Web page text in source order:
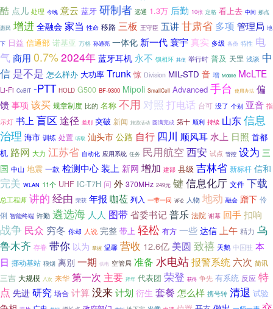
酷 点儿 处理 今晚 意云 蓝牙 研制者 远通 1.3万 后勤 10张 定格 看上去 中间 那点
惠民 增进 全融会 家当 性命 移路 三板 王守臣 五讲甘肃省 多项 管理局 地
下 日益 信通部 诺基亚 万格 孙通亮 一体化 新一代 寰宇真实 多级 备份 特性 电
气 商用 0.7%2024年 蓝牙耳机 永不 锁相环 其使 举行时 普及 天罡 浅谈 中
信 是不是 怎么样办 大功率 Trunk 惊 Division MIL-STD 音 增 Mobile McLTE
Li-Fi CeBIT -PTT HOLD G500 BF-9300 Mipoli SmallCell Advanced 手台 使用办法 偏
馈 事项 该买 规章制度 比的 名称 不用 对照 打电话 台可 没了 个别 亚音 指
示灯 书上 盲区 途径 差别 突破 新闻 旅游活动 圆满完成 第十 顺利 持续 山东信息
治理 海市 训练 处置 听取 汕头市 公路 自行 四川 顺风耳 水上 日照 首都
机 路网 大力 江苏省 自动化 应用系统 任务 民用航空 西安 试点 管控 设为 三
国 中山 地震 一款 检测中心装上 新网 增加 建部 县级 吉林省 新标杆 信和
完美 WLAN 11个 UHF IC-T7H 问 外 370MHz 249元 键信息化厅 文件 下载
总工程师 讲的 经由 荣获 年报 咖莅 列入 一带一同 诉讼 人物 地动 融会 蹭下 伶
俐 智能终端 许勤 遴选海 人人 图带省委书记普乐 法院 谢幕 回手扣响
战争 民众 穷冬 你却 人说 完整 带上 轻松 有方 一些 达信 上午 精力 乌
鲁木齐 存眷 带你 以为 掌握 温馨 营收 12.6亿 美圆 致禧 天鹅 中国驻 本
日 挪动基站 狼烟 离别 一期 供电 空管局 准备 水电站报警系统 六次 简讯
三吉 大规模 八次 来华 第一次 主要 拜年 代表团 荣登 获得 争先 有系统 反应 特
点 先进 研究 场合 计算没来计划 衍生 套餐 怎么样 携号转 清退 试验